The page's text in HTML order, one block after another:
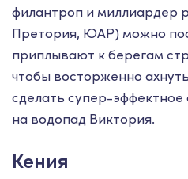
филантроп и миллиардер
Претория, ЮАР) можно
приплывают к берегам
чтобы восторженно
сделать супер-эффектное
на водопад Виктория.
Кения